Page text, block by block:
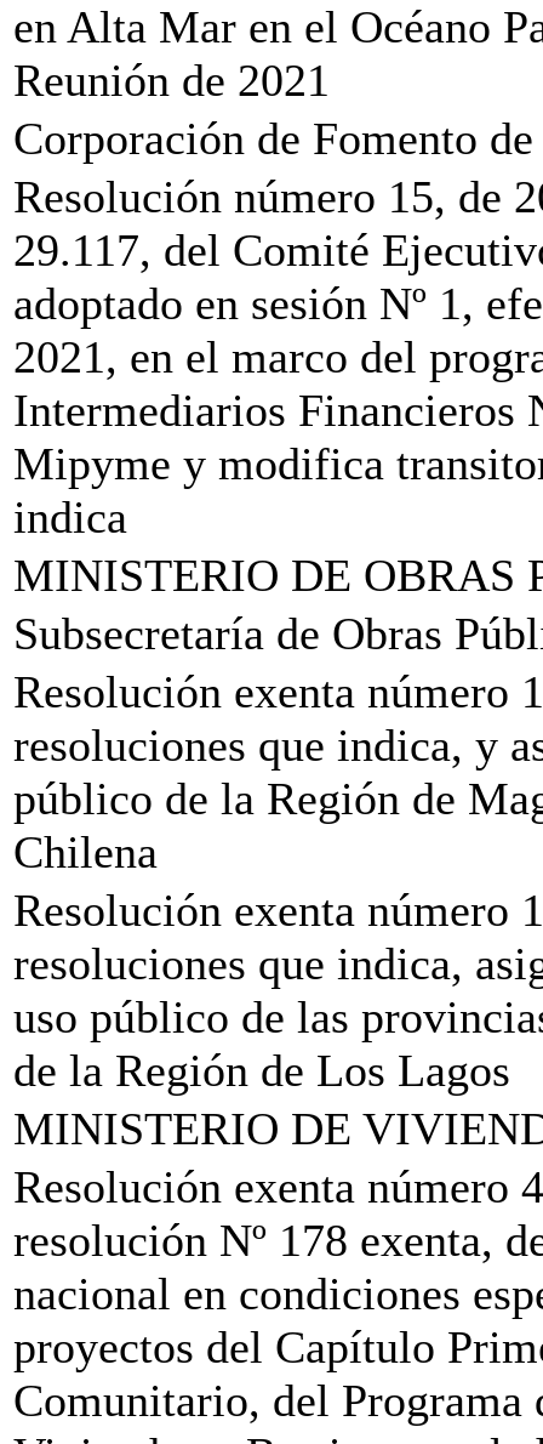
en Alta Mar en el Océano
Reunión de 2021
Corporación de Fomento
Resolución número 15, de
29.117, del Comité
adoptado en sesión Nº 1,
2021, en el marco del
Intermediarios Financieros
Mipyme y modifica
indica
MINISTERIO DE OBRAS
Subsecretaría de Obras
Resolución exenta número
resoluciones que indica, y
público de la Región de
Chilena
Resolución exenta número
resoluciones que indica,
uso público de las
de la Región de Los Lagos
MINISTERIO DE
Resolución exenta número
resolución Nº 178 exenta,
nacional en condiciones
proyectos del Capítulo
Comunitario, del Programa